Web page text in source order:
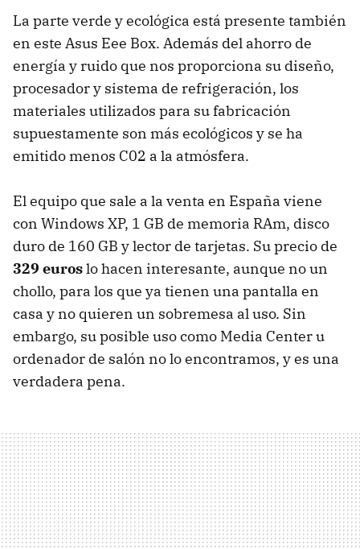
La parte verde y ecológica está presente también
en este Asus Eee Box. Además del ahorro de
energía y ruido que nos proporciona su diseño,
procesador y sistema de refrigeración, los
materiales utilizados para su fabricación
supuestamente son más ecológicos y se ha
emitido menos C02 a la atmósfera.
El equipo que sale a la venta en España viene
con Windows XP, 1 GB de memoria RAm, disco
duro de 160 GB y lector de tarjetas. Su precio de
329 euroslo hacen interesante, aunque no un
chollo, para los que ya tienen una pantalla en
casa y no quieren un sobremesa al uso. Sin
embargo, su posible uso como Media Center u
ordenador de salón no lo encontramos, y es una
verdadera pena.